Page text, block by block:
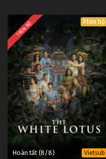
TRỌN BỘ Phim bộ
Hoàn tất (8/8) Vietsub